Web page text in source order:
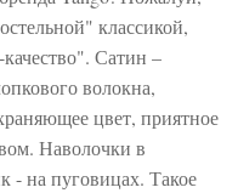
классикой,
Сатин –
волокна,
цвет, приятное
Наволочки в
- на пуговицах. Такое